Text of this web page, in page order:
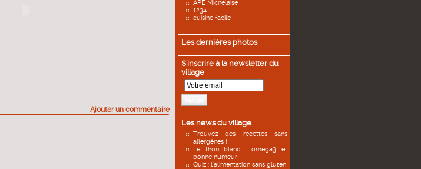
APE Michelaise
1234
cuisine facile
Les dernières photos
S'inscrire à la newsletter du
village
Les news du village
Trouvez des recettes sans
allergènes !
Le thon blanc : oméga3 et
bonne humeur
Quiz : l'alimentation sans gluten
Ajouter un commentaire